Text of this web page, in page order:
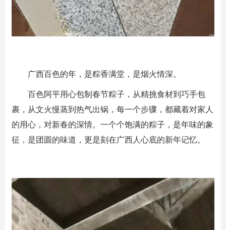
广西百色的年，是粽香满堂，是烟火情深。
百色阿平用心包制春节粽子，从精挑食材到巧手包
裹，从文火慢蒸到热气出锅，每一个步骤，都藏着对家人
的用心，对新春的深情。一个个饱满的粽子，是年味的象
征，是团圆的味道，更是刻在广西人心底的新年记忆。